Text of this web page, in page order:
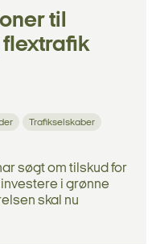
til
flextrafik
Trafikselskaber
søgt om tilskud for
i grønne
skal nu